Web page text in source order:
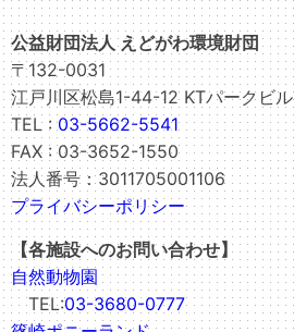
公益財団法人 えどがわ環境財団
〒132-0031
江戸川区松島1-44-12 KTパークビル
TEL :03-5662-5541
FAX : 03-3652-1550
法人番号：3011705001106
プライバシーポリシー
【各施設へのお問い合わせ】
自然動物園
TEL:03-3680-0777